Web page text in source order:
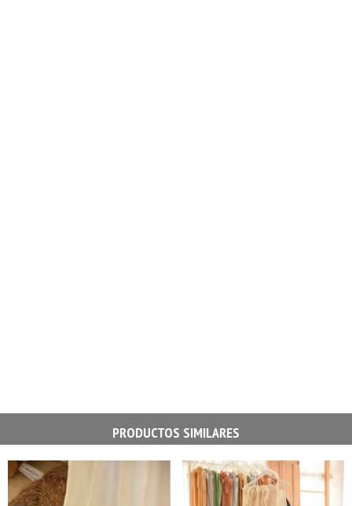
PRODUCTOS SIMILARES